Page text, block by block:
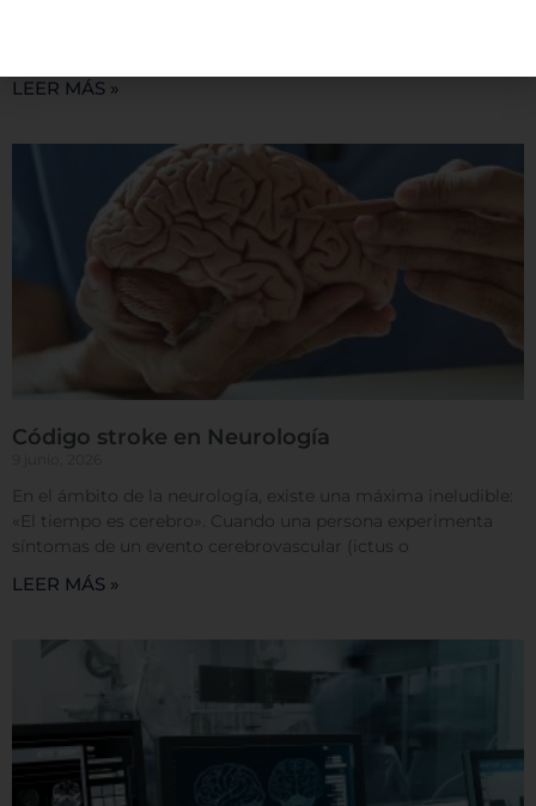
LEER MÁS »
Código stroke en Neurología
En el ámbito de la neurología, existe una máxima ineludible:
«El tiempo es cerebro». Cuando una persona experimenta
síntomas de un evento cerebrovascular (ictus o
LEER MÁS »
preferencias o su dispositivo, y se usa
identifica directamente, pero puede proporcionarle
una experiencia web más personalizada. Ya que
respetamos su derecho a la privacidad, usted puede
escoger no permitirnos usar ciertas cookies. Haga
clic en los encabezados de cada categoría para saber
más y cambiar nuestras configuraciones
predeterminadas. Sin embargo, el bloqueo de
algunos tipos de cookies puede afectar su
Más información
Cookies dirigidas
Cookies de funcionalidad